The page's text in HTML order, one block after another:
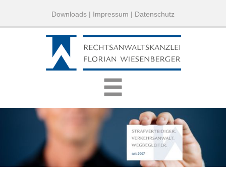
Downloads | Impressum | Datenschutz